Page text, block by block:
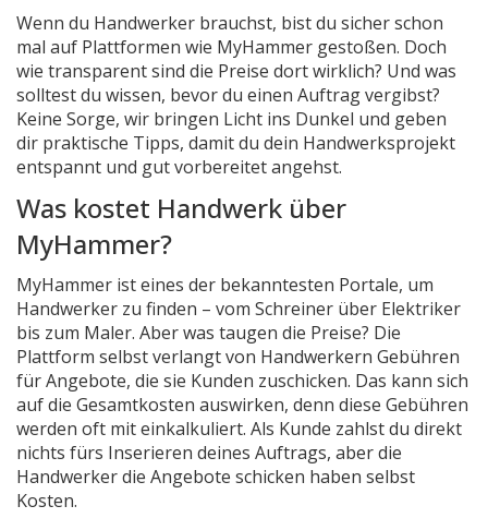
Wenn du Handwerker brauchst, bist du sicher schon
mal auf Plattformen wie MyHammer gestoßen. Doch
wie transparent sind die Preise dort wirklich? Und was
solltest du wissen, bevor du einen Auftrag vergibst?
Keine Sorge, wir bringen Licht ins Dunkel und geben
dir praktische Tipps, damit du dein Handwerksprojekt
entspannt und gut vorbereitet angehst.
Was kostet Handwerk über
MyHammer?
MyHammer ist eines der bekanntesten Portale, um
Handwerker zu finden – vom Schreiner über Elektriker
bis zum Maler. Aber was taugen die Preise? Die
Plattform selbst verlangt von Handwerkern Gebühren
für Angebote, die sie Kunden zuschicken. Das kann sich
auf die Gesamtkosten auswirken, denn diese Gebühren
werden oft mit einkalkuliert. Als Kunde zahlst du direkt
nichts fürs Inserieren deines Auftrags, aber die
Handwerker die Angebote schicken haben selbst
Kosten.